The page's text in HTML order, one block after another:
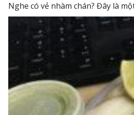
Nghe có vẻ nhàm chán? Đây là